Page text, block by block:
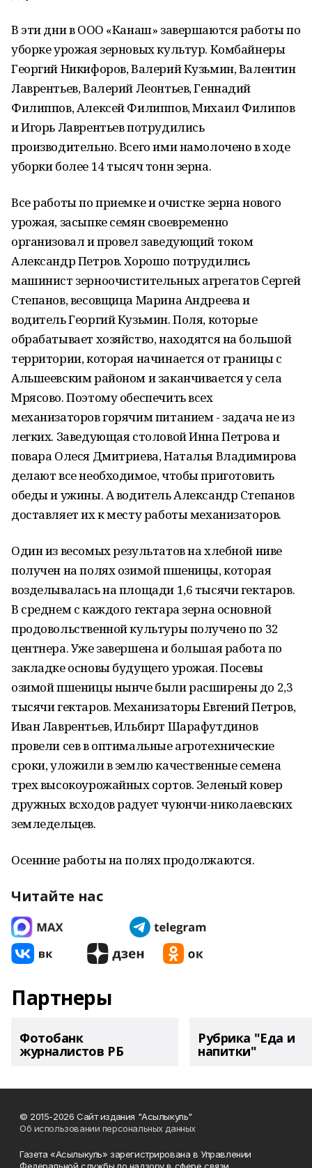
В эти дни в ООО «Канаш» завершаются работы по
уборке урожая зерновых культур. Комбайнеры
Георгий Никифоров, Валерий Кузьмин, Валентин
Лаврентьев, Валерий Леонтьев, Геннадий
Филиппов, Алексей Филиппов, Михаил Филипов
и Игорь Лаврентьев потрудились
производительно. Всего ими намолочено в ходе
уборки более 14 тысяч тонн зерна.
Все работы по приемке и очистке зерна нового
урожая, засыпке семян своевременно
организовал и провел заведующий током
Александр Петров. Хорошо потрудились
машинист зерноочистительных агрегатов Сергей
Степанов, весовщица Марина Андреева и
водитель Георгий Кузьмин. Поля, которые
обрабатывает хозяйство, находятся на большой
территории, которая начинается от границы с
Альшеевским районом и заканчивается у села
Мрясово. Поэтому обеспечить всех
механизаторов горячим питанием - задача не из
легких. Заведующая столовой Инна Петрова и
повара Олеся Дмитриева, Наталья Владимирова
делают все необходимое, чтобы приготовить
обеды и ужины. А водитель Александр Степанов
доставляет их к месту работы механизаторов.
Один из весомых результатов на хлебной ниве
получен на полях озимой пшеницы, которая
возделывалась на площади 1,6 тысячи гектаров.
В среднем с каждого гектара зерна основной
продовольственной культуры получено по 32
центнера. Уже завершена и большая работа по
закладке основы будущего урожая. Посевы
озимой пшеницы нынче были расширены до 2,3
тысячи гектаров. Механизаторы Евгений Петров,
Иван Лаврентьев, Ильбирт Шарафутдинов
провели сев в оптимальные агротехнические
сроки, уложили в землю качественные семена
трех высокоурожайных сортов. Зеленый ковер
дружных всходов радует чуюнчи-николаевских
земледельцев.
Осенние работы на полях продолжаются.
Читайте нас
Партнеры
Фотобанк
журналистов РБ
Рубрика "Еда и
напитки"
© 2015-2026 Сайт издания "Асылыкуль"
Об использовании персональных данных
Газета «Асылыкуль» зарегистрирована в Управлении